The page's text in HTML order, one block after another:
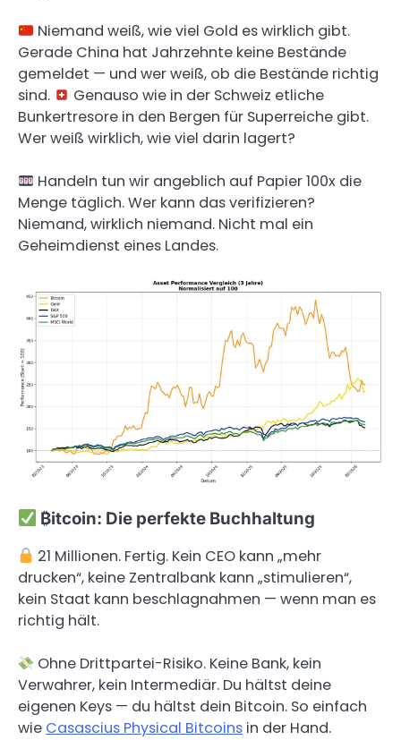
Niemand weiß, wie viel Gold es wirklich gibt.
Gerade China hat Jahrzehnte keine Bestände
gemeldet — und wer weiß, ob die Bestände richtig
sind.
Genauso wie in der Schweiz etliche
Bunkertresore in den Bergen für Superreiche gibt.
Wer weiß wirklich, wie viel darin lagert?
Handeln tun wir angeblich auf Papier 100x die
Menge täglich. Wer kann das verifizieren?
Niemand, wirklich niemand. Nicht mal ein
Geheimdienst eines Landes.
₿itcoin: Die perfekte Buchhaltung
21 Millionen. Fertig. Kein CEO kann „mehr
drucken“, keine Zentralbank kann „stimulieren“,
kein Staat kann beschlagnahmen — wenn man es
richtig hält.
Ohne Drittpartei-Risiko. Keine Bank, kein
Verwahrer, kein Intermediär. Du hältst deine
eigenen Keys — du hältst dein Bitcoin. So einfach
wie Casascius Physical Bitcoins in der Hand.